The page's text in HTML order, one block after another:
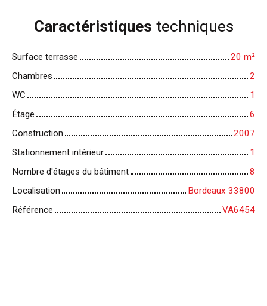
Caractéristiques techniques
Surface terrasse 20 m²
Chambres
2
WC
1
Étage
6
Construction
2007
Stationnement intérieur
1
Nombre d'étages du bâtiment
8
Localisation
Bordeaux 33800
Référence
VA6454